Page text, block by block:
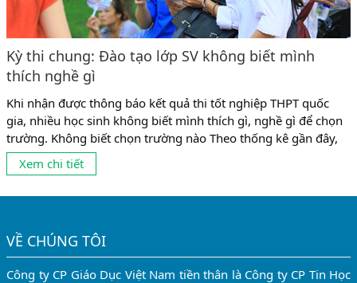
Kỳ thi chung: Đào tạo lớp SV không biết mình
thích nghề gì
Khi nhận được thông báo kết quả thi tốt nghiệp THPT quốc
gia, nhiều học sinh không biết mình thích gì, nghề gì để chọn
trường. Không biết chọn trường nào Theo thống kê gần đây,
có tới 10% số sinh viên không theo được ngành mình đang
học vì chọn nghề chưa phù hợp. Và có lẽ, con số này còn...
Xem chi tiết
VỀ CHÚNG TÔI
Công ty CP Giáo Dục Việt Nam tiền thân là Công ty CP Tin Học